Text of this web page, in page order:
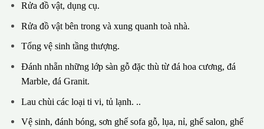
Rửa đồ vật, dụng cụ.
Rửa đồ vật bên trong và xung quanh toà nhà.
Tổng vệ sinh tầng thượng.
Đánh nhẵn những lớp sàn gỗ đặc thù từ đá hoa cương, đá
Marble, đá Granit.
Lau chùi các loại ti vi, tủ lạnh. ..
Vệ sinh, đánh bóng, sơn ghế sofa gỗ, lụa, nỉ, ghế salon, ghế